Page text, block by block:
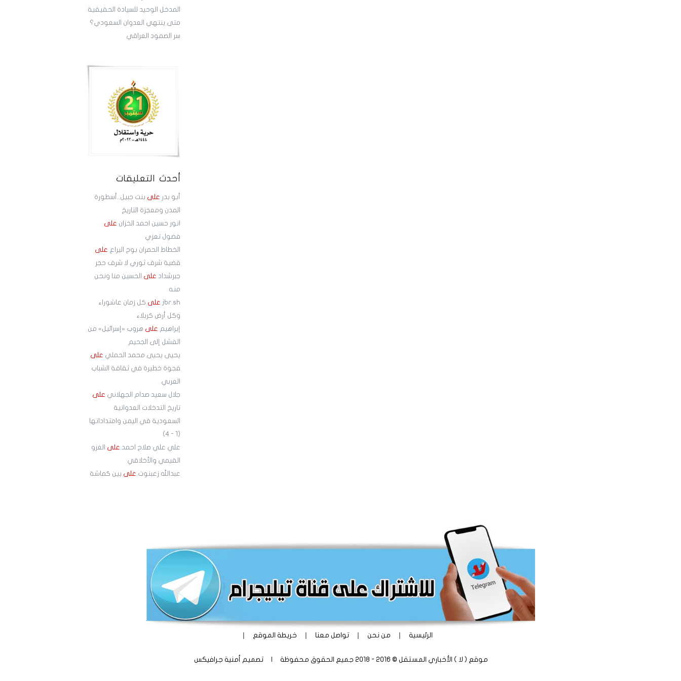
المدخل الوحيد للسيادة الحقيقية
متى ينتهي العدوان السعودي؟
سر الصمود العراقي
أحدث التعليقات
أبو بدر على بنت جبيل..أسطورة
المدن ومعجزة التاريخ
انور حسين احمد الخزان على
فضول تعزي
الخطاط الحمران بوح اليراع على
قضية شرف ثوري لا شرف حجر
جبرشداد على
الحسين منا ونحن
منه
jbr.sh على كل زمان عاشوراء
وكل أرض كربلاء
إبراهيم على هروب «إسرائيل» من
الفشل إلى الجحيم
يحيى يحيى محمد الحملي على
فجوة خطيرة في ثقافة الشباب
العربي
جلال سعيد صدام الجهلاني على
تاريخ التدخلات العدوانية
السعودية في اليمن وامتداداتها
(1 - 4)
علي علي صلاح احمد على
الغزو
القيمي والأخلاقي
عبدالله زعبنوت على بين كماشة
الرئيسية | من نحن | تواصل معنا | خريطة الموقع |
موقع ( لا ) الأخباري المستقل © 2016 - 2018 جميع الحقوق محفوظة | تصميم أمنية جرافيكس